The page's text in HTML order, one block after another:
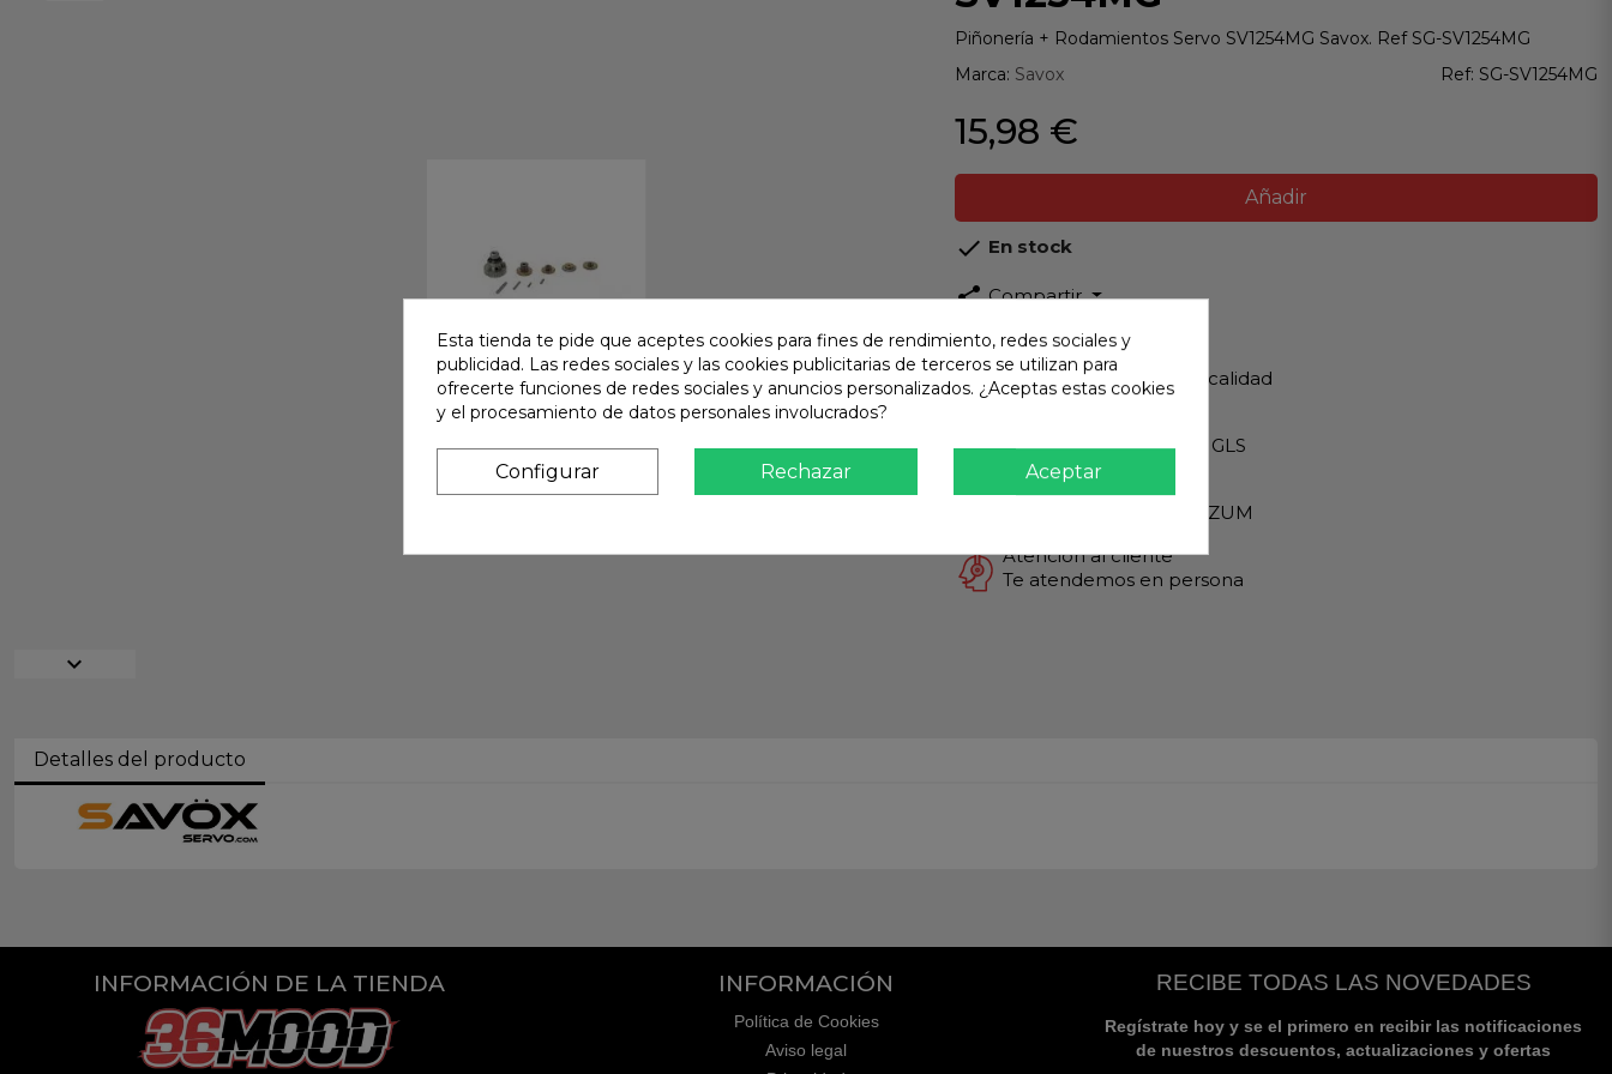
expand_more
Piñonería + Rodamientos Servo SV1254MG Savox. Ref SG-SV1254MG
Marca: Savox Ref: SG-SV1254MG
15,98 €
Añadir
 En stock
share Compartir
Calidad Garantizada
Productos de Máxima calidad
Envios Internacionales GLS
Pago Seguro
TARJETA - PAYPAL - BIZUM
Atención al cliente
Te atendemos en persona
Detalles del producto
INFORMACIÓN DE LA TIENDA INFORMACIÓN
Política de Cookies
Aviso legal
RECIBE TODAS LAS NOVEDADES
Regístrate hoy y se el primero en recibir las notificaciones
de nuestros descuentos, actualizaciones y ofertas
Esta tienda te pide que aceptes cookies para fines de rendimiento, redes sociales y
publicidad. Las redes sociales y las cookies publicitarias de terceros se utilizan para
ofrecerte funciones de redes sociales y anuncios personalizados. ¿Aceptas estas cookies
y el procesamiento de datos personales involucrados?
Configurar Rechazar Aceptar